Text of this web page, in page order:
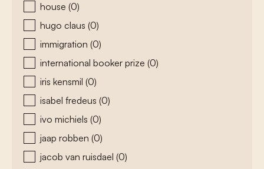
house (0)
hugo claus (0)
immigration (0)
international booker prize (0)
iris kensmil (0)
isabel fredeus (0)
ivo michiels (0)
jaap robben (0)
jacob van ruisdael (0)